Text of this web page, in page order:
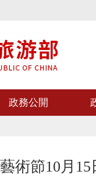
政務公開
術節10月15